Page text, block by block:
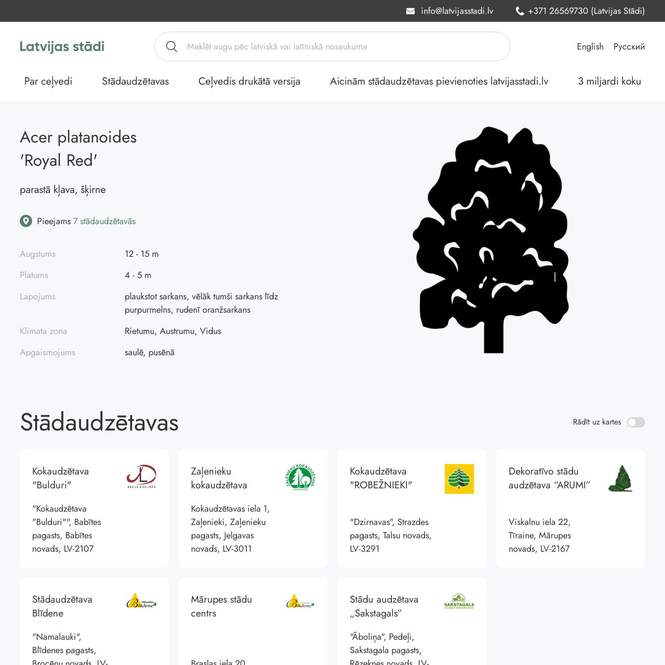
info@latvijasstadi.lv +371 26569730 (Latvijas Stādi)
English Русский
Par ceļvedi Stādaudzētavas Ceļvedis drukātā versija Aicinām stādaudzētavas pievienoties latvijasstadi.lv 3 miljardi koku
Acer platanoides
'Royal Red'
parastā kļava, šķirne
Pieejams 7 stādaudzētavās
Augstums
12 - 15 m
Platums
4 - 5 m
Lapojums
plaukstot sarkans, vēlāk tumši sarkans līdz
purpurmelns, rudenī oranžsarkans
Klimata zona
Rietumu, Austrumu, Vidus
Apgaismojums
saulē, pusēnā
Stādaudzētavas Rādīt uz kartes
Kokaudzētava
"Bulduri"
"Kokaudzētava
"Bulduri"", Babītes
pagasts, Babītes
novads, LV-2107
Zaļenieku
kokaudzētava
Kokaudzētavas iela 1,
Zaļenieki, Zaļenieku
pagasts, Jelgavas
novads, LV-3011
Kokaudzētava
"ROBEŽNIEKI"
"Dzirnavas", Strazdes
pagasts, Talsu novads,
LV-3291
Dekoratīvo stādu
audzētava “ARUMI”
Viskalnu iela 22,
Tīraine, Mārupes
novads, LV-2167
Stādaudzētava
Blīdene
"Namalauki",
Blīdenes pagasts,
Mārupes stādu
centrs
Stādu audzētava
„Sakstagals”
"Āboliņa", Pedeļi,
Sakstagala pagasts,